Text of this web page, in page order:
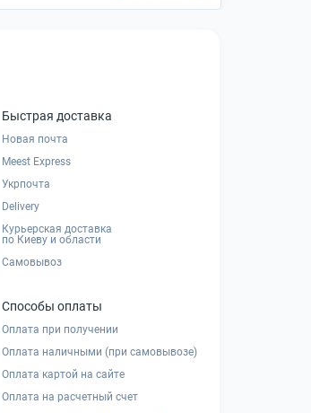
Быстрая доставка
Новая почта
Meest Express
Укрпочта
Delivery
Курьерская доставка
по Киеву и области
Самовывоз
Способы оплаты
Оплата при получении
Оплата наличными (при самовывозе)
Оплата картой на сайте
Оплата на расчетный счет